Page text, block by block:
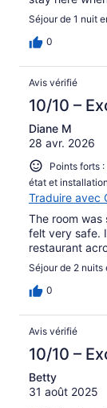
Séjour de 1 nuit
0
Avis vérifié
10/10 –
Diane M
28 avr. 2026
Points forts
état et
Traduire avec
The room
felt very safe.
restaurant
Séjour de 2 nuits
0
Avis vérifié
10/10 –
Betty
31 août 2025